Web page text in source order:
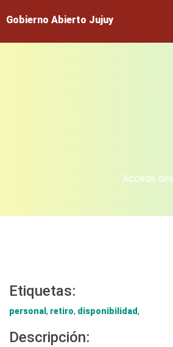
Gobierno Abierto Jujuy
Acceda
Etiquetas:
personal , retiro, disponibilidad,
Descripción: